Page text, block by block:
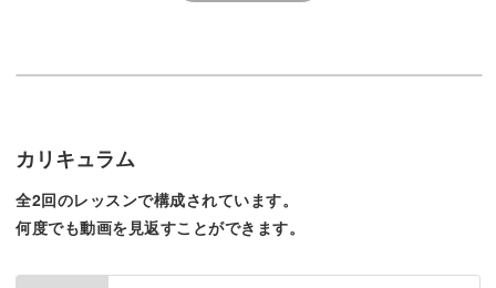
ミニチュアのかご作りは、初心者にうれしいポイントがた
まず伝えたいのは、かごは形がちょっとゆがんでいてもか
わいいということ。
カリキュラム
全2回のレッスンで構成されています。
何度でも動画を見返すことができます。